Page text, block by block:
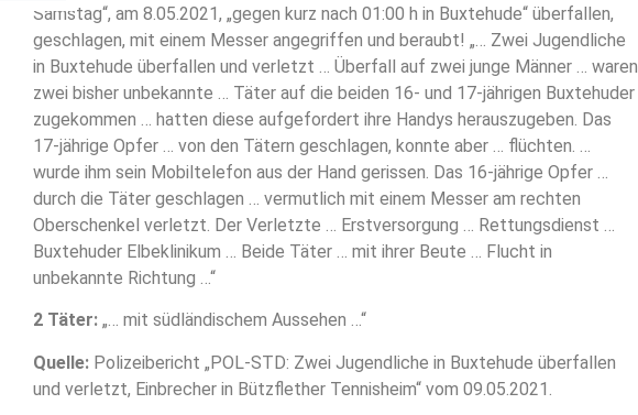
Samstag“, am 8.05.2021, „gegen kurz nach 01:00 h in Buxtehude“ überfallen,
geschlagen, mit einem Messer angegriffen und beraubt! „… Zwei Jugendliche
in Buxtehude überfallen und verletzt … Überfall auf zwei junge Männer … waren
zwei bisher unbekannte … Täter auf die beiden 16- und 17-jährigen Buxtehuder
zugekommen … hatten diese aufgefordert ihre Handys herauszugeben. Das
17-jährige Opfer … von den Tätern geschlagen, konnte aber … flüchten. …
wurde ihm sein Mobiltelefon aus der Hand gerissen. Das 16-jährige Opfer …
durch die Täter geschlagen … vermutlich mit einem Messer am rechten
Oberschenkel verletzt. Der Verletzte … Erstversorgung … Rettungsdienst …
Buxtehuder Elbeklinikum … Beide Täter … mit ihrer Beute … Flucht in
unbekannte Richtung …“
2 Täter: „… mit südländischem Aussehen …“
Quelle: Polizeibericht „POL-STD: Zwei Jugendliche in Buxtehude überfallen
und verletzt, Einbrecher in Bützflether Tennisheim“ vom 09.05.2021.